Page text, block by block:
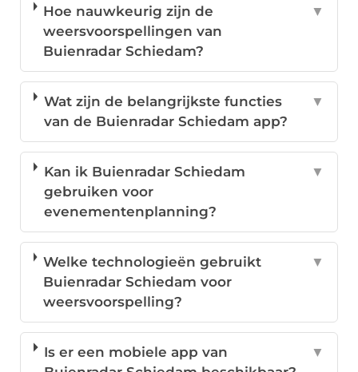
Hoe nauwkeurig zijn de
weersvoorspellingen van
Buienradar Schiedam?
▼
Wat zijn de belangrijkste functies
van de Buienradar Schiedam app?
▼
Kan ik Buienradar Schiedam
gebruiken voor
evenementenplanning?
▼
Welke technologieën gebruikt
Buienradar Schiedam voor
weersvoorspelling?
▼
Is er een mobiele app van
▼